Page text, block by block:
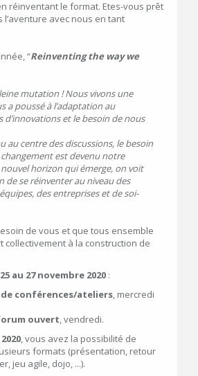
réinventant le format. Etes-vous prêt
l’aventure avec nous en tant
“Reinventing the way we
mutation ! Nous vivons une
a poussé à l’adaptation au
d’innovations et le besoin de nous
au centre des discussions, le besoin
changement est devenu notre
horizon qui émerge, on voit
de se réinventer au niveau des
des entreprises et de soi-
de vous et que tous ensemble
collectivement à la construction de
25 au 27 novembre 2020 :
de conférences/ateliers, mercredi
ouvert, vendredi.
, vous avez la possibilité de
formats (présentation, retour
jeu agile, dojo, ...).